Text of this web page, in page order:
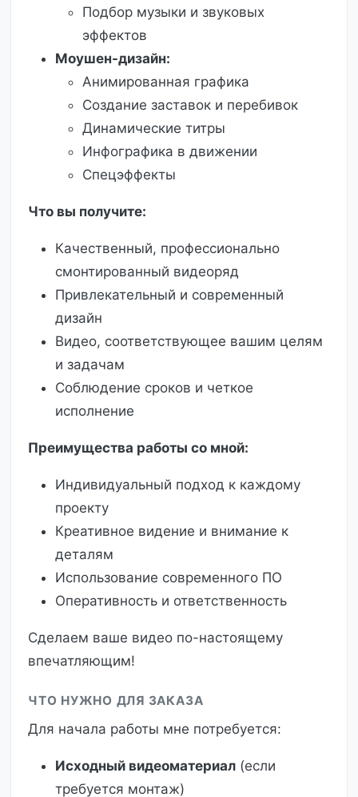
Подбор музыки и звуковых
эффектов
Моушен-дизайн:
Анимированная графика
Создание заставок и перебивок
Динамические титры
Инфографика в движении
Спецэффекты
Что вы получите:
Качественный, профессионально
смонтированный видеоряд
Привлекательный и современный
дизайн
Видео, соответствующее вашим целям
и задачам
Соблюдение сроков и четкое
исполнение
Преимущества работы со мной:
Индивидуальный подход к каждому
проекту
Креативное видение и внимание к
деталям
Использование современного ПО
Оперативность и ответственность
Сделаем ваше видео по-настоящему
впечатляющим!
ЧТО НУЖНО ДЛЯ ЗАКАЗА
Для начала работы мне потребуется:
Исходный видеоматериал (если
требуется монтаж)